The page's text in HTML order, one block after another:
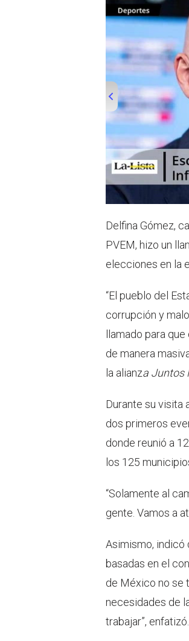
p
Delfina Gómez,
PVEM, hizo un
elecciones en la
“El pueblo del
corrupción y
llamado para
de manera
la alianza Juntos
Durante su visita
dos primeros
donde reunió a
los 125
“Solamente al
gente. Vamos a
Asimismo, indicó
basadas en el
de México no se
necesidades de
trabajar”, enfatizó.